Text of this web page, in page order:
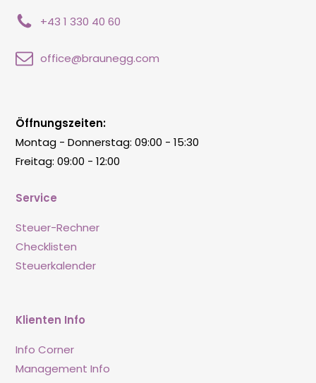
+43 1 330 40 60
office@braunegg.com
Service
Steuer-Rechner
Checklisten
Steuerkalender
Klienten Info
Info Corner
Management Info
Öffnungszeiten:
Montag - Donnerstag: 09:00 - 15:30
Freitag: 09:00 - 12:00